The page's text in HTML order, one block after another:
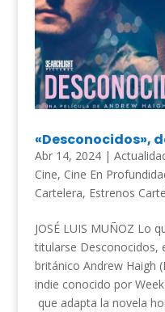
«Desconocidos»,
Abr 14, 2024|
Cine, Cine En
Cartelera, Estrenos
JOSÉ LUIS MUÑOZ Lo
titularse Desconocidos,
británico Andrew Haigh
indie conocido por
que adapta la novela